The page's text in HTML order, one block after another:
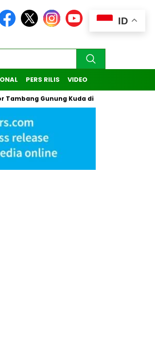
PERS RILIS VIDEO
Gunung Kuda di Cirebon
ID